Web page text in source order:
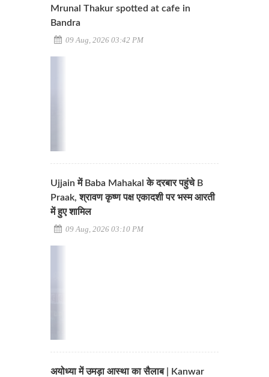
Mrunal Thakur spotted at cafe in
Bandra
09 Aug, 2026 03:42 PM
Ujjain में Baba Mahakal के दरबार पहुंचे B
Praak, श्रावण कृष्ण पक्ष एकादशी पर भस्म आरती
में हुए शामिल
09 Aug, 2026 03:10 PM
अयोध्या में उमड़ा आस्था का सैलाब | Kanwar